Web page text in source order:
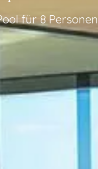
für 8 Personen